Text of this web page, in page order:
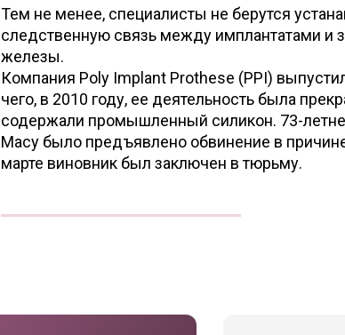
Тем не менее, специалисты не берутся
следственную связь между имплантатами и
железы.
Компания Poly Implant Prothese (PPI)
чего, в 2010 году, ее деятельность была
содержали промышленный силикон. 73-
Масу было предъявлено обвинение в
марте виновник был заключен в тюрьму.